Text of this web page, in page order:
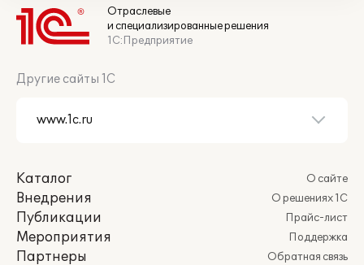
Отраслевые
и специализированные решения
1С:Предприятие
Другие сайты 1С
Каталог
Внедрения
Публикации
Мероприятия
Партнеры
О сайте
О решениях 1С
Прайс-лист
Поддержка
Обратная связь